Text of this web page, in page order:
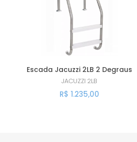
Escada Jacuzzi 2LB 2 Degraus
JACUZZI 2LB
R$ 1.235,00